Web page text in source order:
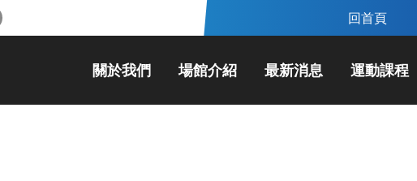
回首頁
關於我們 場館介紹 最新消息 運動課程